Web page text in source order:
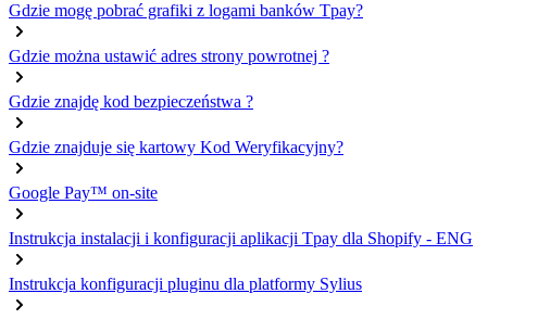
Gdzie mogę pobrać grafiki z logami banków Tpay?
Gdzie można ustawić adres strony powrotnej ?
Gdzie znajdę kod bezpieczeństwa ?
Gdzie znajduje się kartowy Kod Weryfikacyjny?
Google Pay™ on-site
Instrukcja instalacji i konfiguracji aplikacji Tpay dla Shopify - ENG
Instrukcja konfiguracji pluginu dla platformy Sylius